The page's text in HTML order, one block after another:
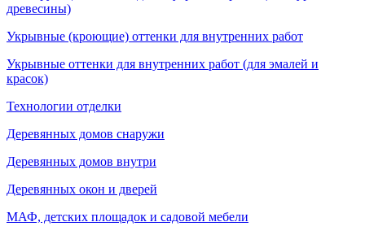
древесины)
Укрывные (кроющие) оттенки для внутренних работ
Укрывные оттенки для внутренних работ (для эмалей и
красок)
Технологии отделки
Деревянных домов снаружи
Деревянных домов внутри
Деревянных окон и дверей
МАФ, детских площадок и садовой мебели